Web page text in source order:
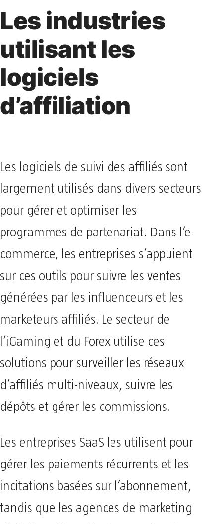
Les industries
utilisant les
logiciels
d’affiliation
Les logiciels de suivi des affiliés sont
largement utilisés dans divers secteurs
pour gérer et optimiser les
programmes de partenariat. Dans l’e-
commerce, les entreprises s’appuient
sur ces outils pour suivre les ventes
générées par les influenceurs et les
marketeurs affiliés. Le secteur de
l’iGaming et du Forex utilise ces
solutions pour surveiller les réseaux
d’affiliés multi-niveaux, suivre les
dépôts et gérer les commissions.
Les entreprises SaaS les utilisent pour
gérer les paiements récurrents et les
incitations basées sur l’abonnement,
tandis que les agences de marketing